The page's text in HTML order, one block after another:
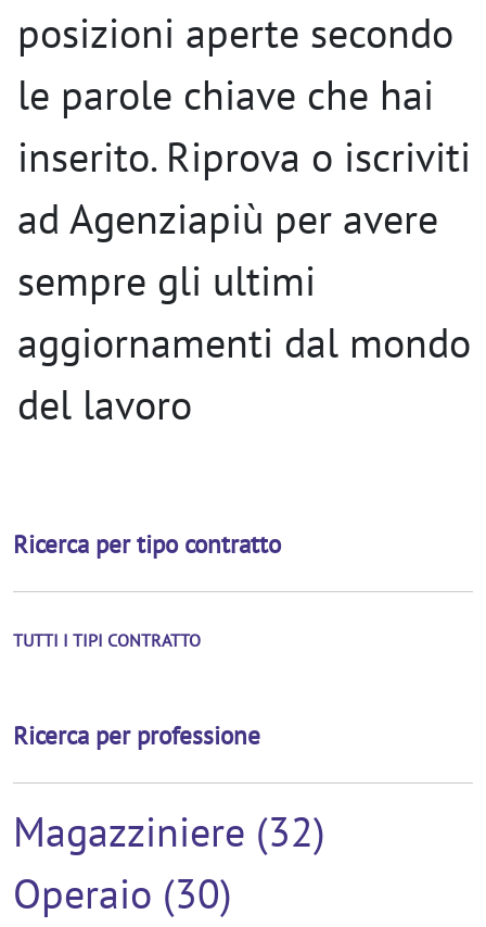
posizioni aperte secondo
le parole chiave che hai
inserito. Riprova o iscriviti
ad Agenziapiù per avere
sempre gli ultimi
aggiornamenti dal mondo
del lavoro
Ricerca per tipo contratto
TUTTI I TIPI CONTRATTO
Ricerca per professione
Magazziniere (32)
Operaio (30)